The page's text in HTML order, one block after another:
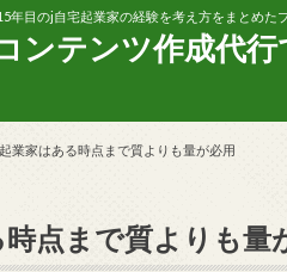
年目のj自宅起業家の経験を考え方をまとめた
ンテンツ作成代行
業家はある時点まで質よりも量が必用
点まで質よりも量